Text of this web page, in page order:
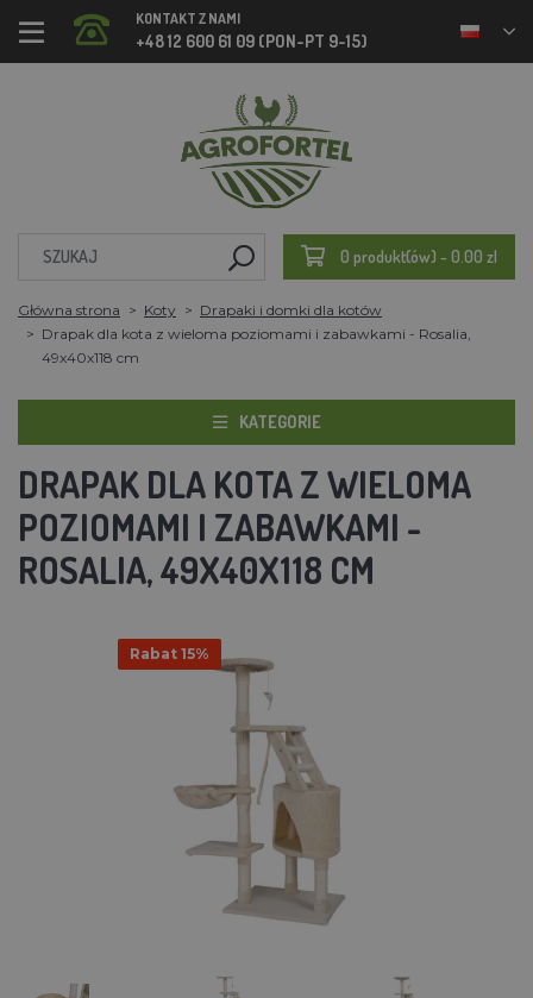
KONTAKT Z NAMI
+48 12 600 61 09 (PON-PT 9-15)
0 produkt(ów) - 0.00 zl
Główna strona Koty
Drapaki i domki dla kotów
Drapak dla kota z wieloma poziomami i zabawkami - Rosalia,
49x40x118 cm
KATEGORIE
DRAPAK DLA KOTA Z WIELOMA
POZIOMAMI I ZABAWKAMI -
ROSALIA, 49X40X118 CM
Rabat 15%